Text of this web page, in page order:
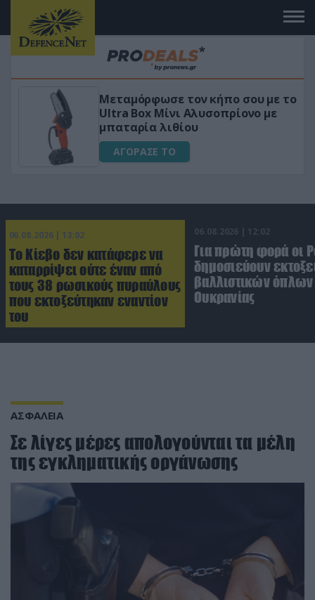
Μεταμόρφωσε τον κήπο σου με το
Ultra Box Μίνι Αλυσοπρίονο με
μπαταρία λιθίου
ΑΓΟΡΑΣΕ ΤΟ
06.08.2026 | 13:02
Το Κίεβο δεν κατάφερε να
καταρρίψει ούτε έναν από
τους 38 ρωσικούς πυραύλους
που εκτοξεύτηκαν εναντίον
του
06.08.2026 | 12:02
Για πρώτη φορά οι
δημοσιεύουν
βαλλιστικών όπλων
Ουκρανίας
ΑΣΦΑΛΕΙΑ
Σε λίγες μέρες απολογούνται τα μέλη
της εγκληματικής οργάνωσης